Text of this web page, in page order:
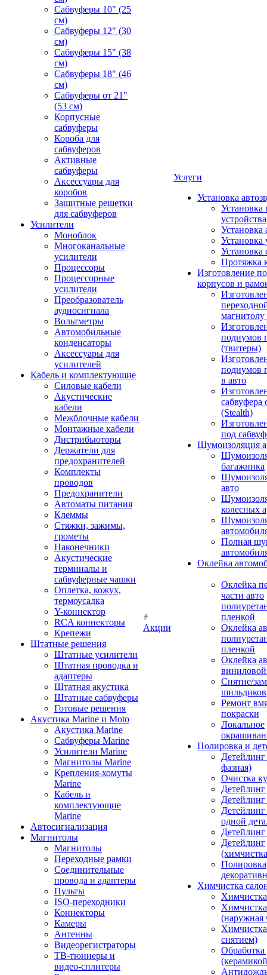
Сабвуферы 10" (25
см)
Сабвуферы 12" (30
см)
Сабвуферы 15" (38
см)
Сабвуферы 18" (46
см)
Сабвуферы от 21"
(53 см)
Корпусные
сабвуферы
Короба для
сабвуферов
Активные
сабвуферы
Аксессуары для
коробов
Защитные решетки
для сабвуферов
Усилители
Моноблок
Многоканальные
усилители
Процессоры
Процессорные
усилители
Преобразователь
аудиосигнала
Вольтметры
Автомобильные
конденсаторы
Аксессуары для
усилителей
Кабель и комплектующие
Силовые кабели
Акустические
кабели
Межблочные кабели
Монтажные кабели
Дистрибьюторы
Держатели для
предохранителей
Комплекты
проводов
Предохранители
Автоматы питания
Клеммы
Стяжки, зажимы,
грометы
Наконечники
Акустические
терминалы и
сабвуферные чашки
Оплетка, кожух,
термоусадка
Y-коннектор
RCA коннекторы
Крепежи
Штатные решения
Штатные усилители
Штатная проводка и
адаптеры
Штатная акустика
Штатные сабвуферы
Готовые решения
Акустика Marine и Moto
Акустика Marine
Сабвуферы Marine
Усилители Marine
Магнитолы Marine
Крепления-хомуты
Marine
Кабель и
комплектующие
Marine
Автосигнализация
Магнитолы
Магнитолы
Переходные рамки
Соединительные
провода и адаптеры
Пульты
ISO-переходники
Коннекторы
Камеры
Антенны
Видеорегистраторы
ТВ-тюннеры и
видео-сплитеры
Акции
Услуги
Установка
Установка
устройства
Установка
Установка
Установка
Протяжка
Изготовление
корпусов и
подиумов
(твитеры)
подиумов
в авто
сабвуфера
(Stealth)
под
Шумоизоляция
багажника
авто
колесных
Полная
Оклейка
Оклейка
части авто
пленкой
Оклейка
пленкой
Оклейка
Снятие/
шильдиков
Ремонт
покраски
Локальное
Полировка и
фазная)
Очистка
Детейлинг
одной
Детейлинг
Полировка
Химчистка
(наружная
снятием)
Обработка